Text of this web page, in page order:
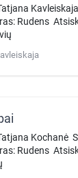
Rudens
Kochanė
Rudens